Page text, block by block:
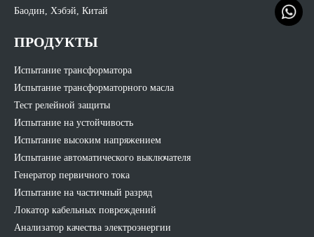
Баодин, Хэбэй, Китай
ПРОДУКТЫ
Испытание трансформатора
Испытание трансформаторного масла
Тест релейной защиты
Испытание на устойчивость
Испытание высоким напряжением
Испытание автоматического выключателя
Генератор первичного тока
Испытание на частичный разряд
Локатор кабельных повреждений
Анализатор качества электроэнергии